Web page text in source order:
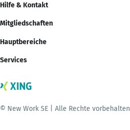
Hilfe & Kontakt
Mitgliedschaften
Hauptbereiche
Services
© New Work SE | Alle Rechte vorbehalten